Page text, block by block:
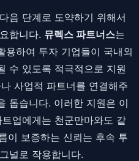
음 단계로 도약하기 위해서
합니다. 뮤렉스 파트너스는
용하여 투자 기업들이 국내외
수 있도록 적극적으로 지원
사업적 파트너를 연결해주
돕습니다. 이러한 지원은 이
업에게는 천군만마와도 같
이 보증하는 신뢰는 후속 투
널로 작용합니다.